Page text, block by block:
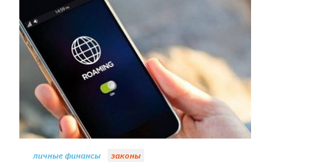
личные финансы
законы